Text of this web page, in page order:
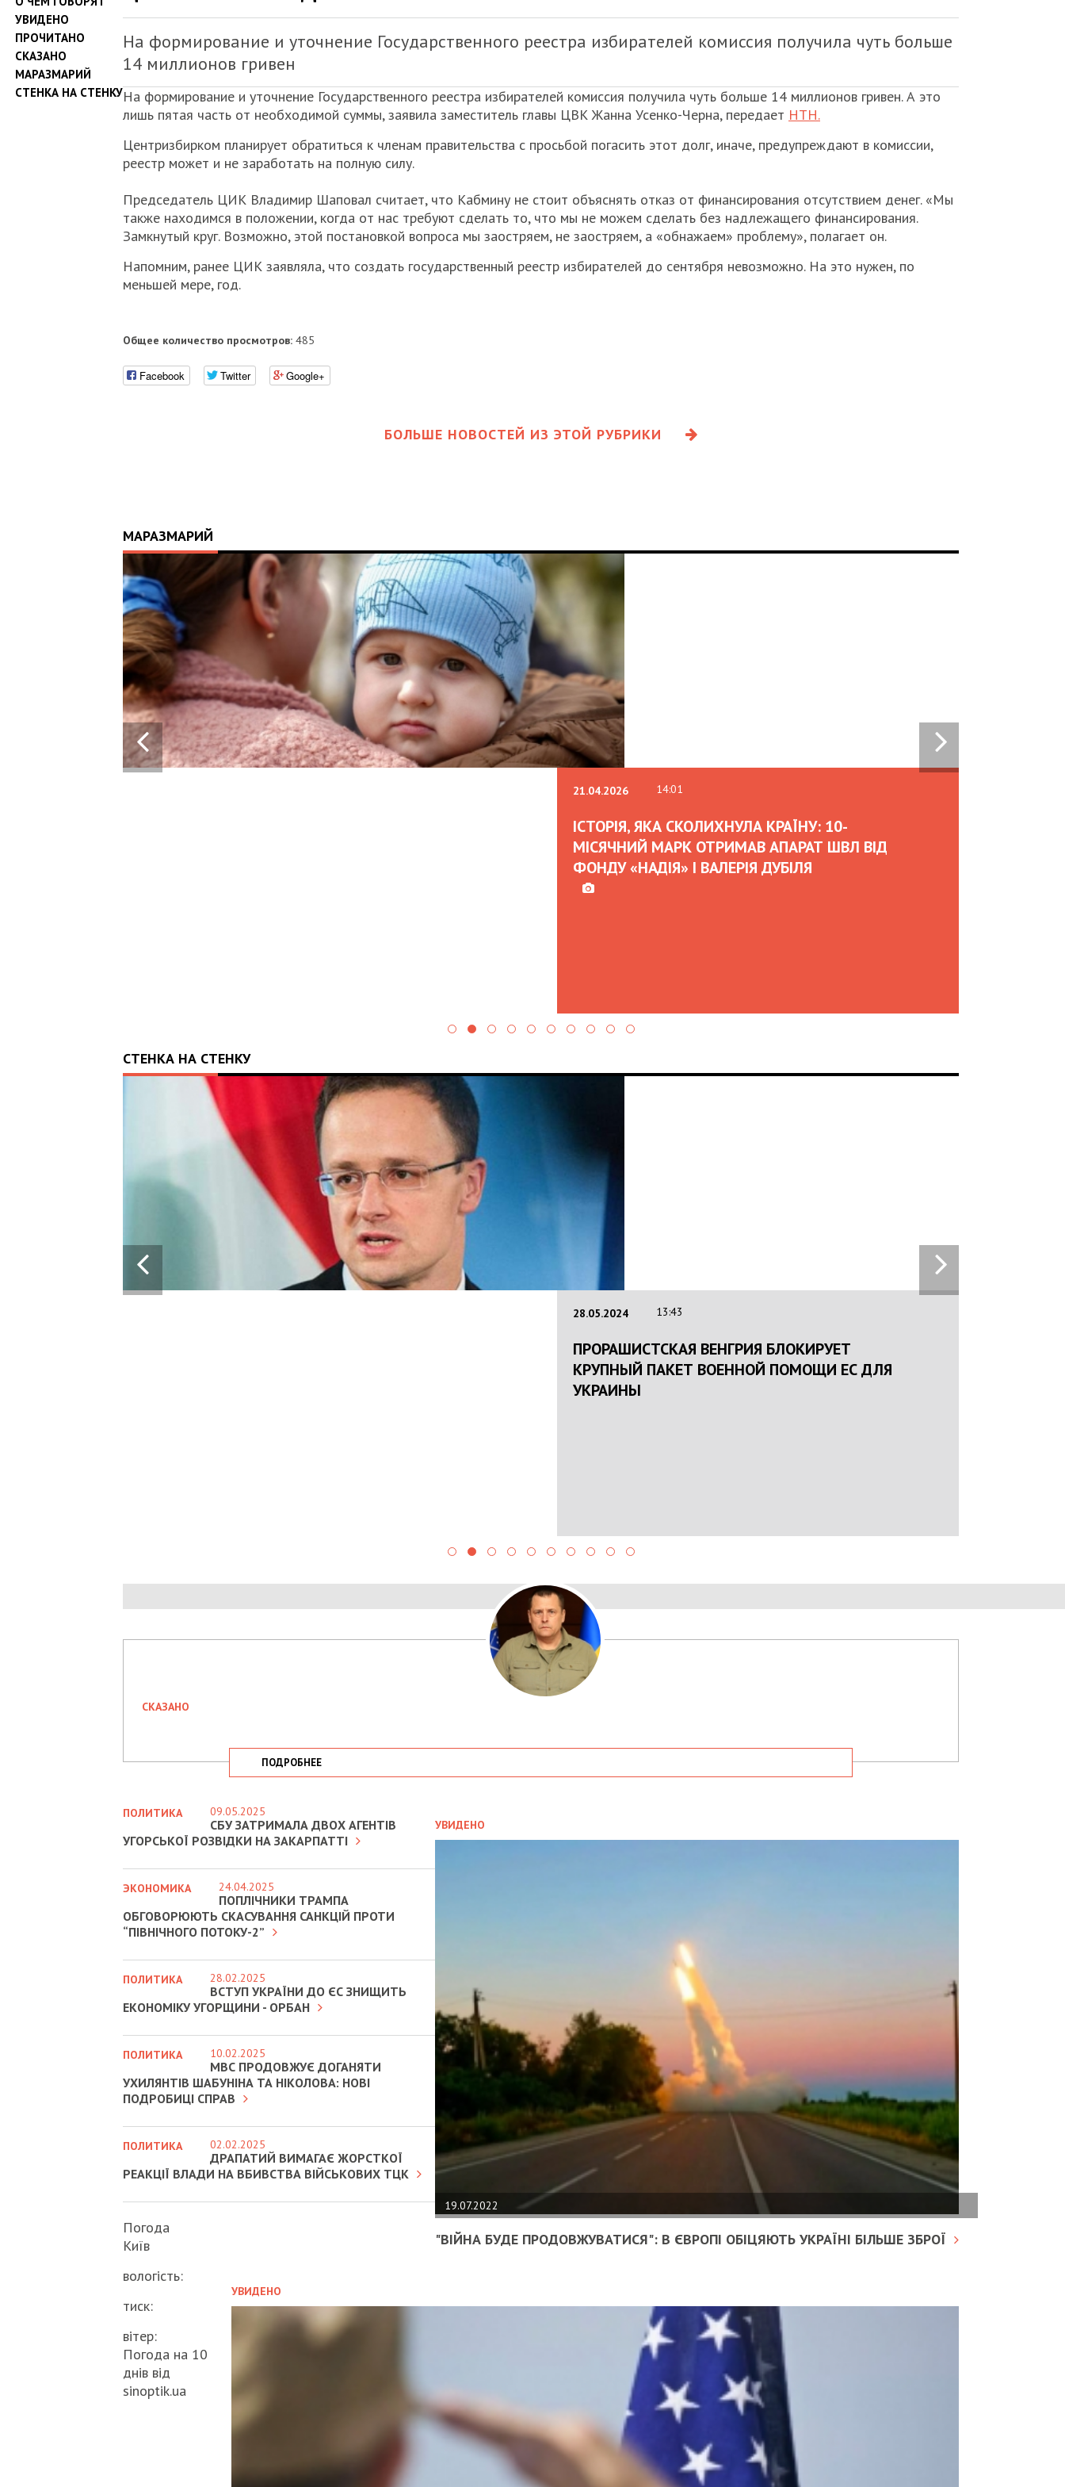
УВИДЕНО
ПРОЧИТАНО
СКАЗАНО
МАРАЗМАРИЙ
СТЕНКА НА СТЕНКУ
На формирование и уточнение Государственного реестра избирателей комиссия получила чуть больше
14 миллионов гривен
На формирование и уточнение Государственного реестра избирателей комиссия получила чуть больше 14 миллионов гривен. А это
лишь пятая часть от необходимой суммы, заявила заместитель главы ЦВК Жанна Усенко-Черна, передает НТН.
Центризбирком планирует обратиться к членам правительства с просьбой погасить этот долг, иначе, предупреждают в комиссии,
реестр может и не заработать на полную силу.
Председатель ЦИК Владимир Шаповал считает, что Кабмину не стоит объяснять отказ от финансирования отсутствием денег. «Мы
также находимся в положении, когда от нас требуют сделать то, что мы не можем сделать без надлежащего финансирования.
Замкнутый круг. Возможно, этой постановкой вопроса мы заостряем, не заостряем, а «обнажаем» проблему», полагает он.
Напомним, ранее ЦИК заявляла, что создать государственный реестр избирателей до сентября невозможно. На это нужен, по
меньшей мере, год.
Общее количество просмотров: 485
Facebook Twitter Google+
БОЛЬШЕ НОВОСТЕЙ ИЗ ЭТОЙ РУБРИКИ
МАРАЗМАРИЙ
02.02.2026
OLEKSII ABASOV: HOW UKRAINIAN BUSINESSES
CAN ATTRACT INTERNATIONAL INVESTMENTS
AND HEDGE RISKS DURING WAR
СТЕНКА НА СТЕНКУ
22.01.2024
НАЦПОЛІЦІЯ ЛЯКАЄ ГРОМАДЯН ПОГІРШЕННЯМ
КРИМІНОГЕННОЇ СИТУАЦІЇ В РАЗІ МОБІЛІЗАЦІЇ
ПОЛІЦІЯНТІВ НА ВІЙНУ
СКАЗАНО
ПОДРОБНЕЕ
УВИДЕНО
19.07.2022
"ВІЙНА БУДЕ ПРОДОВЖУВАТИСЯ": В ЄВРОПІ ОБІЦЯЮТЬ УКРАЇНІ БІЛЬШЕ ЗБРОЇ
УВИДЕНО
ПОЛИТИКА 09.05.2025
СБУ ЗАТРИМАЛА ДВОХ АГЕНТІВ
УГОРСЬКОЇ РОЗВІДКИ НА ЗАКАРПАТТІ
ЭКОНОМИКА 24.04.2025
ПОПЛІЧНИКИ ТРАМПА
ОБГОВОРЮЮТЬ СКАСУВАННЯ САНКЦІЙ ПРОТИ
“ПІВНІЧНОГО ПОТОКУ-2”
ПОЛИТИКА 28.02.2025
ВСТУП УКРАЇНИ ДО ЄС ЗНИЩИТЬ
ЕКОНОМІКУ УГОРЩИНИ - ОРБАН
ПОЛИТИКА 10.02.2025
МВС ПРОДОВЖУЄ ДОГАНЯТИ
УХИЛЯНТІВ ШАБУНІНА ТА НІКОЛОВА: НОВІ
ПОДРОБИЦІ СПРАВ
ПОЛИТИКА 02.02.2025
ДРАПАТИЙ ВИМАГАЄ ЖОРСТКОЇ
РЕАКЦІЇ ВЛАДИ НА ВБИВСТВА ВІЙСЬКОВИХ ТЦК
Погода
Київ
вологість:
тиск:
вітер:
Погода на 10
днів від
sinoptik.ua